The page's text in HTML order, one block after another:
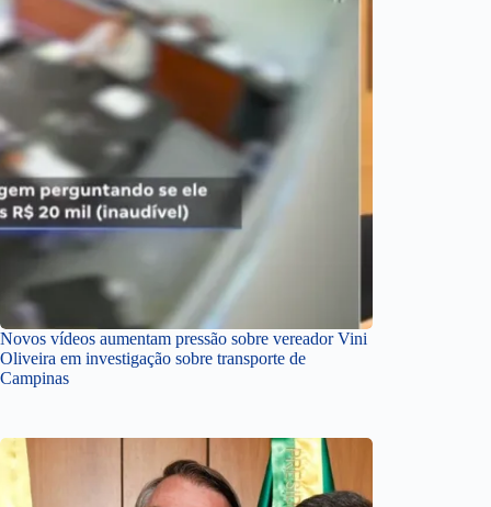
Novos vídeos aumentam pressão sobre vereador Vini
Oliveira em investigação sobre transporte de
Campinas